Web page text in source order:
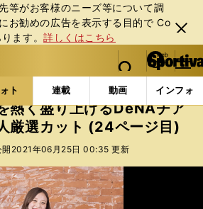
等がお客様のニーズ等について調
お勧めの広告を表⽰する⽬的で Co
ます。詳しくはこちら
閉じ
る
web Sportiva (webスポルティーバ)
検索
マイペ
ー
ジ
メニュ
ト 連載 動画 インフォ
スポーツビーナスギャラリー 横
熱く盛り上げるDeNAチア
厳選カット (24ページ目)
2021年06月25日 00:35 更新